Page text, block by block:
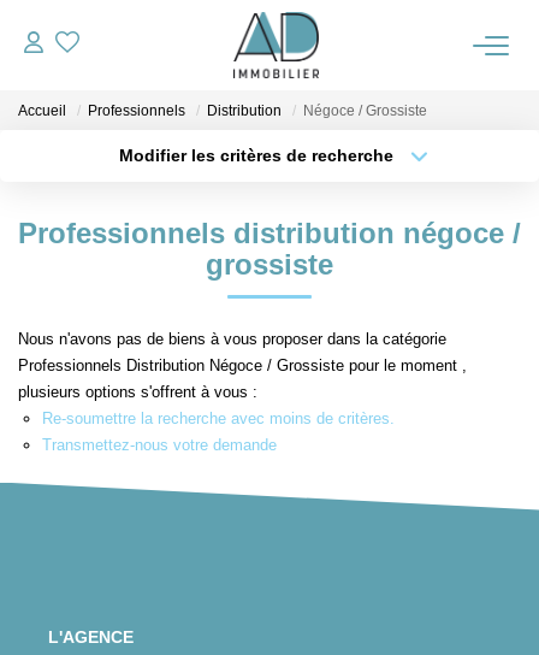
ACCUEIL
NOTRE AGENCE
ALERTE IMMO
OUTILS
Accueil Professionnels Distribution Négoce / Grossiste
Modifier les critères de recherche
Type de bien
Surface min
Créer une alerte
Professionnels distribution négoce /
grossiste
Nous n'avons pas de biens à vous proposer dans la catégorie
Professionnels Distribution Négoce / Grossiste pour le moment ,
plusieurs options s'offrent à vous :
Re-soumettre la recherche avec moins de critères.
Transmettez-nous votre demande
L'AGENCE